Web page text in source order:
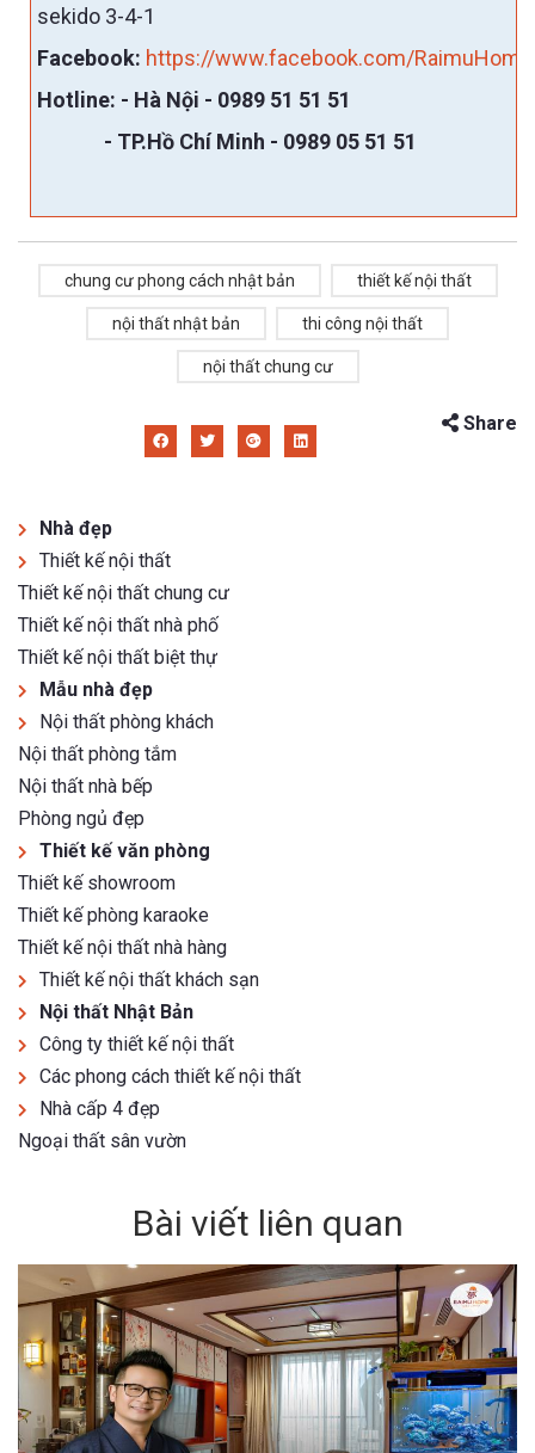
sekido 3-4-1
Facebook: https://www.facebook.com/
Hotline: - Hà Nội - 0989 51 51 51
- TP.Hồ Chí Minh - 0989 05 51 51
chung cư phong cách nhật bản thiết kế nội thất
nội thất nhật bản thi công nội thất
nội thất chung cư
Share
Nhà đẹp
Thiết kế nội thất
Thiết kế nội thất chung cư
Thiết kế nội thất nhà phố
Thiết kế nội thất biệt thự
Mẫu nhà đẹp
Nội thất phòng khách
Nội thất phòng tắm
Nội thất nhà bếp
Phòng ngủ đẹp
Thiết kế văn phòng
Thiết kế showroom
Thiết kế phòng karaoke
Thiết kế nội thất nhà hàng
Thiết kế nội thất khách sạn
Nội thất Nhật Bản
Công ty thiết kế nội thất
Các phong cách thiết kế nội thất
Nhà cấp 4 đẹp
Ngoại thất sân vườn
Bài viết liên quan